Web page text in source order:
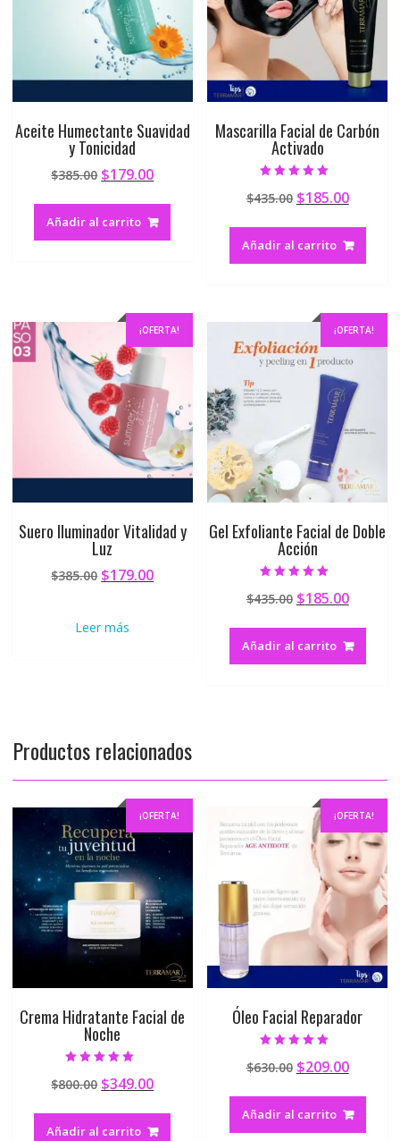
Aceite Humectante Suavidad
y Tonicidad
$385.00 $179.00
Añadir al carrito
Mascarilla Facial de Carbón
Activado
4.50
de 5
$435.00 $185.00
Añadir al carrito
¡OFERTA!
Suero Iluminador Vitalidad y
Luz
$385.00 $179.00
Leer más
¡OFERTA!
Gel Exfoliante Facial de Doble
Acción
5.00
de 5
$435.00 $185.00
Añadir al carrito
Productos relacionados
¡OFERTA!
Crema Hidratante Facial de
Noche
5.00
de 5
$800.00 $349.00
Añadir al carrito
¡OFERTA!
Óleo Facial Reparador
5.00
de 5
$630.00 $209.00
Añadir al carrito